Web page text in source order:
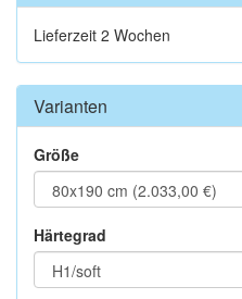
Lieferzeit 2 Wochen
Varianten
Größe
Härtegrad